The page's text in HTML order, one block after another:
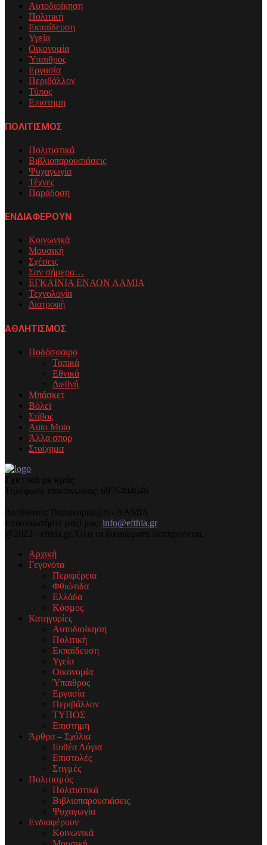
Αυτοδιοίκηση
Πολιτική
Εκπαίδευση
Υγεία
Οικονομία
Ύπαιθρος
Εργασία
Περιβάλλον
Τύπος
Επιστημη
ΠΟΛΙΤΙΣΜΟΣ
Πολιτιστικά
Βιβλιοπαρουσιάσεις
Ψυχαγωγία
Τέχνες
Παράδοση
ΕΝΔΙΑΦΕΡΟΥΝ
Κοινωνικά
Μουσική
Σχέσεις
Σαν σήμερα…
ΕΓΚΑΙΝΙΑ ΕΝΑΟΝ ΛΑΜΙΑ
Τεχνολογία
Διατροφή
ΑΘΛΗΤΙΣΜΟΣ
Ποδόσφαιρο
Τοπικά
Εθνικά
Διεθνή
Μπάσκετ
Βόλεϊ
Στίβος
Auto Moto
Άλλα σπορ
Στοίχημα
Σχετικά με εμάς
Τηλέφωνo επικοινωνίας: 6976404646
Διεύθυνση: Παπακυριαζή 6 - ΛΑΜΙΑ
Επικοινωνήστε μαζί μας: info@efthia.gr
@2023 - efthia.gr. Όλα τα δικαιώματα διατηρούνται.
Αρχική
Γεγονότα
Περιφέρεια
Φθιώτιδα
Ελλάδα
Κόσμος
Κατηγορίες
Αυτοδιοίκηση
Πολιτική
Εκπαίδευση
Υγεία
Οικονομία
Ύπαιθρος
Εργασία
Περιβάλλον
ΤΥΠΟΣ
Επιστημη
Άρθρα – Σχόλια
Ευθέα Λόγια
Επιστολές
Στιγμές
Πολιτισμός
Πολιτιστικά
Βιβλιοπαρουσιάσεις
Ψυχαγωγία
Ενδιαφέρουν
Κοινωνικά